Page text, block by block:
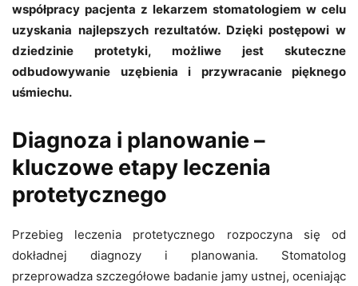
współpracy pacjenta z lekarzem stomatologiem w celu
uzyskania najlepszych rezultatów. Dzięki postępowi w
dziedzinie protetyki, możliwe jest skuteczne
odbudowywanie uzębienia i przywracanie pięknego
uśmiechu.
Diagnoza i planowanie –
kluczowe etapy leczenia
protetycznego
Przebieg leczenia protetycznego rozpoczyna się od
dokładnej diagnozy i planowania. Stomatolog
przeprowadza szczegółowe badanie jamy ustnej, oceniając